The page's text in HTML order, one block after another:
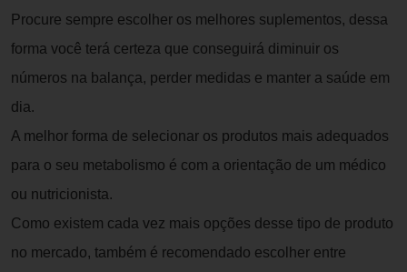
Procure sempre escolher os melhores suplementos, dessa
forma você terá certeza que conseguirá diminuir os
números na balança, perder medidas e manter a saúde em
dia.
A melhor forma de selecionar os produtos mais adequados
para o seu metabolismo é com a orientação de um médico
ou nutricionista.
Como existem cada vez mais opções desse tipo de produto
no mercado, também é recomendado escolher entre